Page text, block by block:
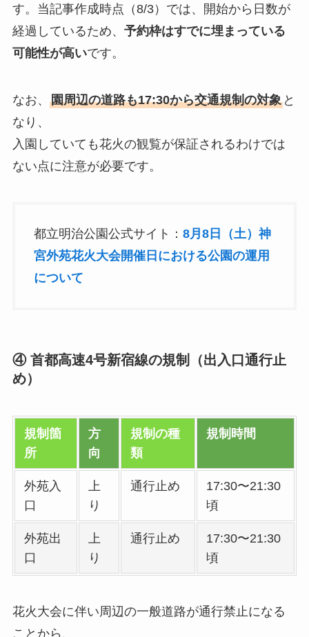
す。当記事作成時点（8/3）では、開始から日数が
経過しているため、 予約枠はすでに埋まっている
可能性が高いです。
なお、 園周辺の道路も17:30から交通規制の対象と
なり、
入園していても花火の観覧が保証されるわけでは
ない点に注意が必要です。
都立明治公園公式サイト： 8月8日（土）神
宮外苑花火大会開催日における公園の運用
について
④ 首都高速4号新宿線の規制（出入口通行止
め）
規制箇
所
方
向
規制の種
類
規制時間
外苑入
口
上
り
通行止め
17:30〜21:30
頃
外苑出
口
上
り
通行止め
17:30〜21:30
頃
花火大会に伴い周辺の一般道路が通行禁止になる
ことから、